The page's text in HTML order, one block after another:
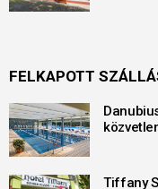
FELKAPOTT
Tiffany